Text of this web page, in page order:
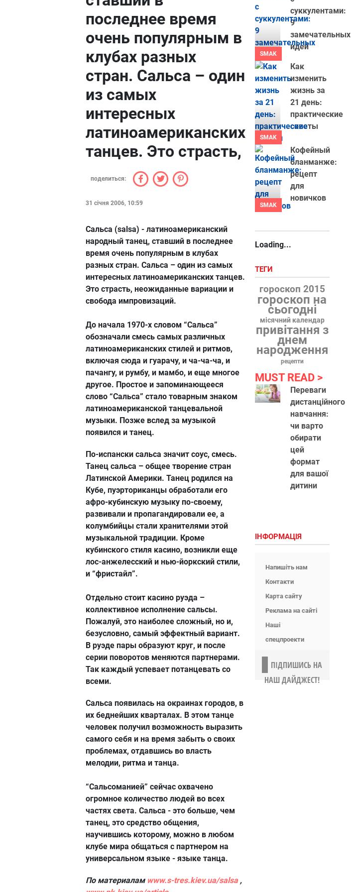
последнее время
очень популярным в
клубах разных
стран. Сальса – один
из самых
интересных
латиноамериканских
танцев. Это страсть,
поделиться:
31 січня 2006, 10:59
Сальса (salsa) - латиноамериканский
народный танец, ставший в последнее
время очень популярным в клубах
разных стран. Сальса – один из самых
интересных латиноамериканских танцев.
Это страсть, неожиданные вариации и
свобода импровизаций.
До начала 1970-х словом “Сальса”
обозначали смесь самых различных
латиноамериканских стилей и ритмов,
включая сюда и гуарачу, и ча-ча-ча, и
пачангу, и румбу, и мамбо, и еще многое
другое. Простое и запоминающееся
слово “Сальса” стало товарным знаком
латиноамериканской танцевальной
музыки. Позже вслед за музыкой
появился и танец.
По-испански сальса значит соус, смесь.
Танец сальса – общее творение стран
Латинской Америки. Танец родился на
Кубе, пуэрториканцы обработали его
афро-кубинскую музыку по-своему,
развивали и пропагандировали ее, а
колумбийцы стали хранителями этой
музыкальной традиции. Кроме
кубинского стиля касино, возникли еще
лос-анжелесский и нью-йоркский стили,
и “фристайл”.
Отдельно стоит касино руэда –
коллективное исполнение сальсы.
Пожалуй, это наиболее сложный, но и,
безусловно, самый эффектный вариант.
В руэде пары образуют круг, и после
серии поворотов меняются партнерами.
Так каждый успевает потанцевать со
всеми.
Сальса появилась на окраинах городов, в
их беднейших кварталах. В этом танце
человек получил возможность выразить
самого себя и на время забыть о своих
проблемах, отдавшись во власть
мелодии, ритма и танца.
“Сальсоманией” сейчас охвачено
огромное количество людей во всех
частях света. Сальса - это больше, чем
танец, это средство общения,
научившись которому, можно в любом
клубе мира общаться с партнером на
универсальном языке - языке танца.
По материалам www.s-tres.kiev.ua/salsa,
SMAK
суккулентами:
9
замечательных
идей
SMAK
Как
изменить
жизнь за
21 день:
практические
советы
SMAK
Кофейный
бланманже:
рецепт
для
новичков
Loading...
ТЕГИ
гороскоп 2015
гороскоп на
сьогодні
місячний календар
привітання з
днем
народження
рецепти
MUST READ
Переваги
дистанційного
навчання:
чи варто
обирати
цей
формат
для вашої
дитини
ІНФОРМАЦІЯ
Напишіть нам
Контакти
Карта сайту
Реклама на сайті
Наші
спецпроекти
ПІДПИШИСЬ НА
НАШ ДАЙДЖЕСТ!